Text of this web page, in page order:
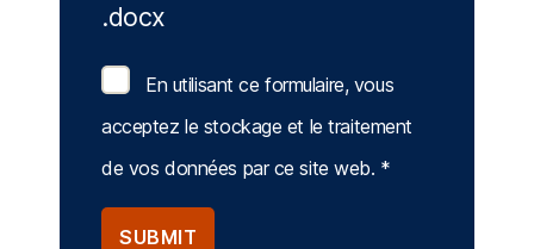
.docx
En utilisant ce formulaire, vous
acceptez le stockage et le traitement
de vos données par ce site web. *